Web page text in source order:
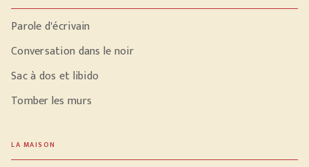
Parole d'écrivain
Conversation dans le noir
Sac à dos et libido
Tomber les murs
LA MAISON